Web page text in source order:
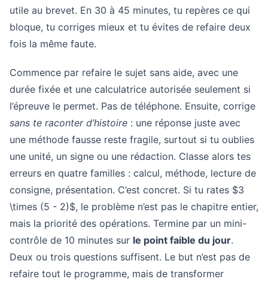
utile au brevet. En 30 à 45 minutes, tu repères ce qui
bloque, tu corriges mieux et tu évites de refaire deux
fois la même faute.
Commence par refaire le sujet sans aide, avec une
durée fixée et une calculatrice autorisée seulement si
l’épreuve le permet. Pas de téléphone. Ensuite, corrige
sans te raconter d’histoire : une réponse juste avec
une méthode fausse reste fragile, surtout si tu oublies
une unité, un signe ou une rédaction. Classe alors tes
erreurs en quatre familles : calcul, méthode, lecture de
consigne, présentation. C’est concret. Si tu rates $3
\times (5 - 2)$, le problème n’est pas le chapitre entier,
mais la priorité des opérations. Termine par un mini-
contrôle de 10 minutes sur le point faible du jour.
Deux ou trois questions suffisent. Le but n’est pas de
refaire tout le programme, mais de transformer